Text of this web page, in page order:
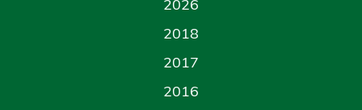
2026
2018
2017
2016